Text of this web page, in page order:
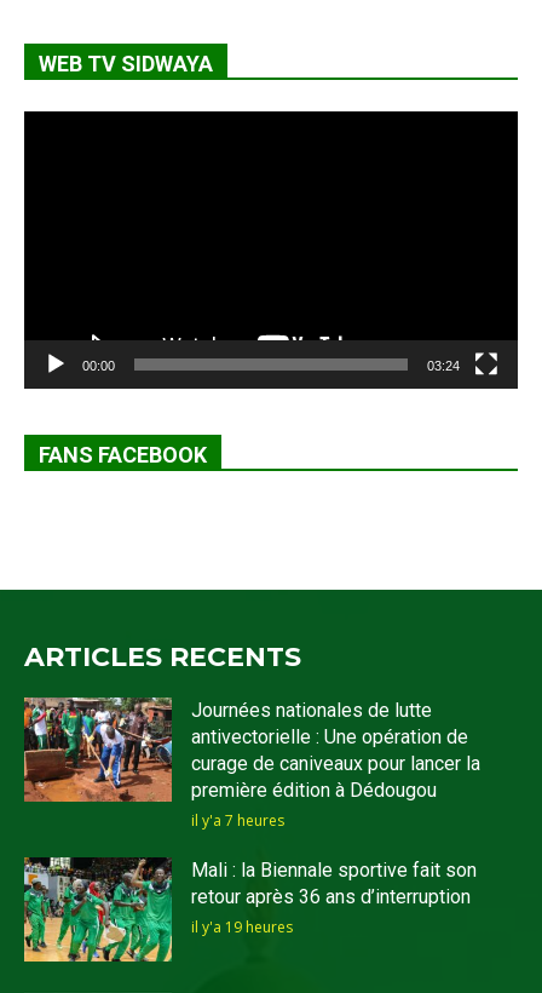
WEB TV SIDWAYA
00:00 03:24
FANS FACEBOOK
ARTICLES RECENTS
Journées nationales de lutte
antivectorielle : Une opération de
curage de caniveaux pour lancer la
première édition à Dédougou
il y'a 7 heures
Mali : la Biennale sportive fait son
retour après 36 ans d’interruption
il y'a 19 heures